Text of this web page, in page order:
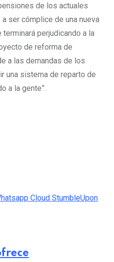
de los actuales
ser cómplice de una nueva
perjudicando a la
de reforma de
a las demandas de los
una sistema de reparto de
a la gente”.
Cloud StumbleUpon